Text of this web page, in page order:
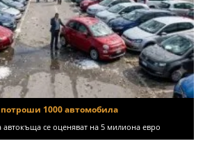
1000 автомобила
автокъща се оценяват на 5 милиона евро